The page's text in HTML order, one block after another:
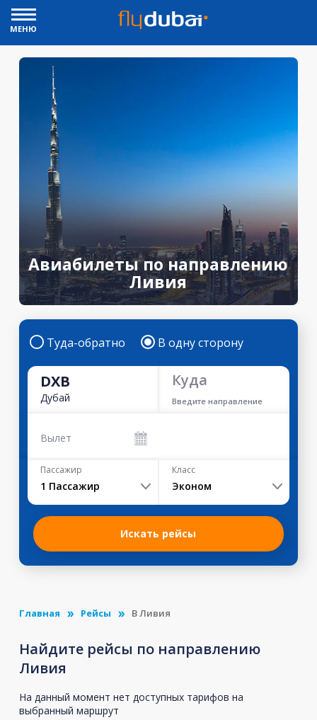
МЕНЮ
Авиабилеты по направлению
Ливия
Туда-обратно В одну сторону
DXB
Дубай
Куда
Введите направление
Вылет
Пассажир
1 Пассажир
Класс
Эконом
Искать рейсы
Главная Рейсы В Ливия
Найдите рейсы по направлению
Ливия
На данный момент нет доступных тарифов на
выбранный маршрут